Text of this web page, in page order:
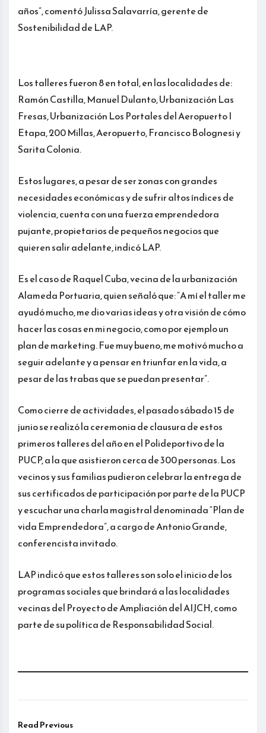
años”, comentó Julissa Salavarría, gerente de
Sostenibilidad de LAP.
Los talleres fueron 8 en total, en las localidades de:
Ramón Castilla, Manuel Dulanto, Urbanización Las
Fresas, Urbanización Los Portales del Aeropuerto I
Etapa, 200 Millas, Aeropuerto, Francisco Bolognesi y
Sarita Colonia.
Estos lugares, a pesar de ser zonas con grandes
necesidades económicas y de sufrir altos índices de
violencia, cuenta con una fuerza emprendedora
pujante, propietarios de pequeños negocios que
quieren salir adelante, indicó LAP.
Es el caso de Raquel Cuba, vecina de la urbanización
Alameda Portuaria, quien señaló que: “A mí el taller me
ayudó mucho, me dio varias ideas y otra visión de cómo
hacer las cosas en mi negocio, como por ejemplo un
plan de marketing. Fue muy bueno, me motivó mucho a
seguir adelante y a pensar en triunfar en la vida, a
pesar de las trabas que se puedan presentar”.
Como cierre de actividades, el pasado sábado 15 de
junio se realizó la ceremonia de clausura de estos
primeros talleres del año en el Polideportivo de la
PUCP, a la que asistieron cerca de 300 personas. Los
vecinos y sus familias pudieron celebrar la entrega de
sus certificados de participación por parte de la PUCP
y escuchar una charla magistral denominada “Plan de
vida Emprendedora”, a cargo de Antonio Grande,
conferencista invitado.
LAP indicó que estos talleres son solo el inicio de los
programas sociales que brindará a las localidades
vecinas del Proyecto de Ampliación del AIJCH, como
parte de su política de Responsabilidad Social.
Read Previous